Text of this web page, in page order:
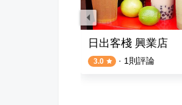
粥．私房菜．點心日出客棧 興業店
3.0 · 1 則評論